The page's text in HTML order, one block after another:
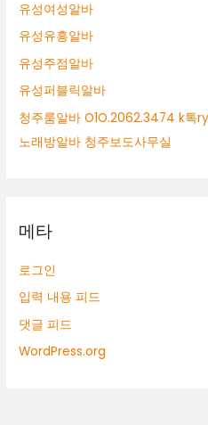
유성여성알바
유성유흥알바
유성주점알바
유성퍼블릭알바
청주룸알바 O1O.2062.3474 k톡
노래방알바 청주보도사무실
메타
로그인
입력 내용 피드
댓글 피드
WordPress.org